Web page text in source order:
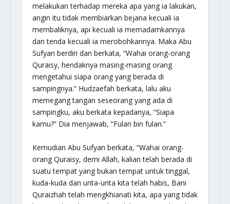
melakukan terhadap mereka apa yang ia lakukan,
angin itu tidak membiarkan bejana kecuali ia
membaliknya, api kecuali ia memadamkannya
dan tenda kecuali ia merobohkannya. Maka Abu
Sufyan berdiri dan berkata, “Wahai orang-orang
Quraisy, hendaknya masing-masing orang
mengetahui siapa orang yang berada di
sampingnya.” Hudzaefah berkata, lalu aku
memegang tangan seseorang yang ada di
sampingku, aku berkata kepadanya, “Siapa
kamu?” Dia menjawab, “Fulan bin fulan.”
Kemudian Abu Sufyan berkata, “Wahai orang-
orang Quraisy, demi Allah, kalian telah berada di
suatu tempat yang bukan tempat untuk tinggal,
kuda-kuda dan unta-unta kita telah habis, Bani
Quraizhah telah mengkhianati kita, apa yang tidak